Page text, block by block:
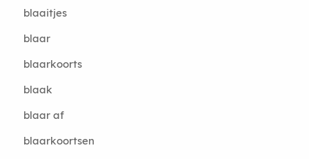
blaaitjes
blaar
blaarkoorts
blaak
blaar af
blaarkoortsen